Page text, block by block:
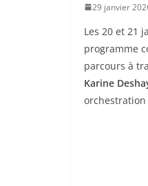
29 janvier
Les 20 et 21
programme
parcours à
Karine
orchestration